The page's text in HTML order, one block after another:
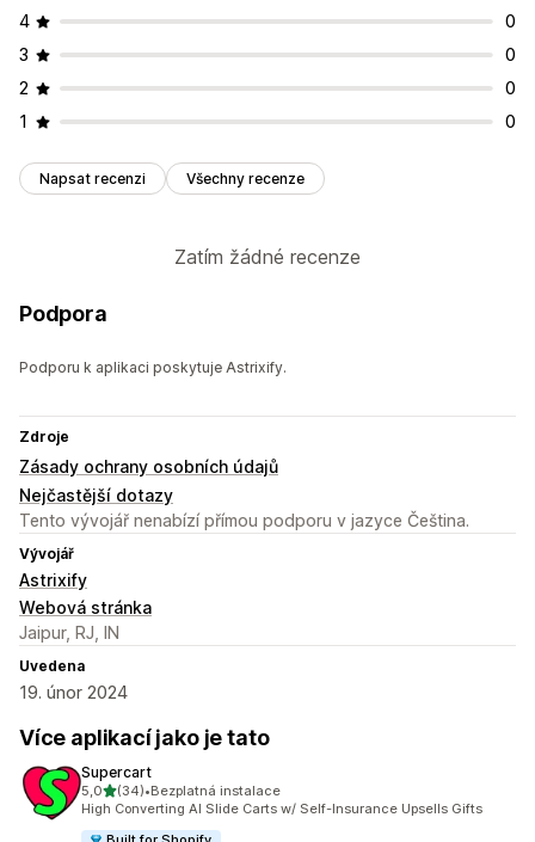
4
0
3
0
2
0
1
0
Napsat recenzi Všechny recenze
Zatím žádné recenze
Podpora
Podporu k aplikaci poskytuje Astrixify.
Zdroje
Zásady ochrany osobních údajů
Nejčastější dotazy
Tento vývojář nenabízí přímou podporu v jazyce Čeština.
Vývojář
Astrixify
Webová stránka
Jaipur, RJ, IN
Uvedena
19. únor 2024
Více aplikací jako je tato
Supercart
5,0z 5 hvězd
(34)
Celkový počet recenzí: 34
•Bezplatná instalace
High Converting AI Slide Carts w/ Self-Insurance Upsells Gifts